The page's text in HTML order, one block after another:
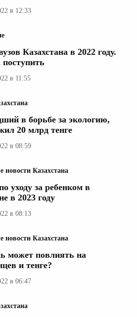
в 12:33
Казахстана в 2022 году.
в 11:55
в борьбе за экологию,
20 млрд тенге
в 08:59
новости Казахстана
уходу за ребенком в
в 2023 году
в 08:13
новости Казахстана
может повлиять на
и тенге?
в 06:47